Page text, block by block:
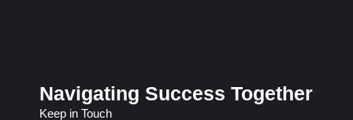
Navigating Success Together
Keep in Touch